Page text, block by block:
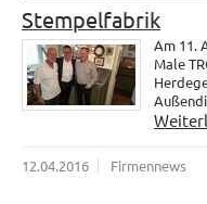
Stempelfabrik
Am 11.
Male
12.04.2016 Firmennews